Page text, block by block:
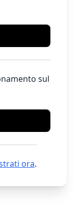
sul
ora.